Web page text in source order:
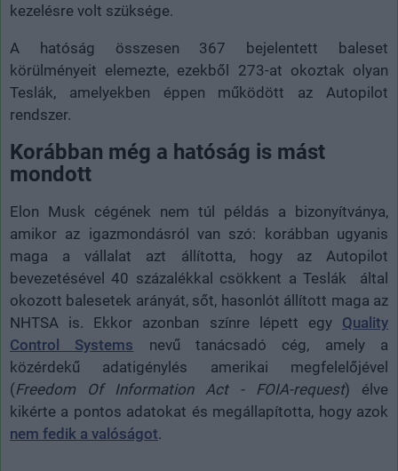
kezelésre volt szüksége.
A hatóság összesen 367 bejelentett baleset
körülményeit elemezte, ezekből 273-at okoztak olyan
Teslák, amelyekben éppen működött az Autopilot
rendszer.
Korábban még a hatóság is mást
mondott
Elon Musk cégének nem túl példás a bizonyítványa,
amikor az igazmondásról van szó: korábban ugyanis
maga a vállalat azt állította, hogy az Autopilot
bevezetésével 40 százalékkal csökkent a Teslák által
okozott balesetek arányát, sőt, hasonlót állított maga az
NHTSA is. Ekkor azonban színre lépett egy Quality
Control Systems nevű tanácsadó cég, amely a
közérdekű adatigénylés amerikai megfelelőjével
(Freedom Of Information Act - FOIA-request) élve
kikérte a pontos adatokat és megállapította, hogy azok
nem fedik a valóságot.